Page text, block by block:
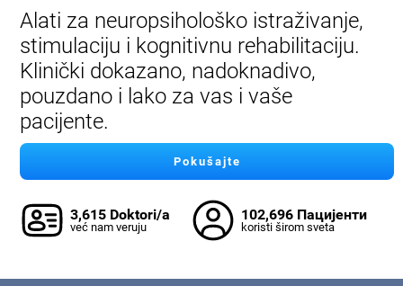
Alati za neuropsihološko istraživanje,
stimulaciju i kognitivnu rehabilitaciju.
Klinički dokazano, nadoknadivo,
pouzdano i lako za vas i vaše
pacijente.
Pokušajte
3,615 Doktori/a
već nam veruju
102,696 Пацијенти
koristi širom sveta